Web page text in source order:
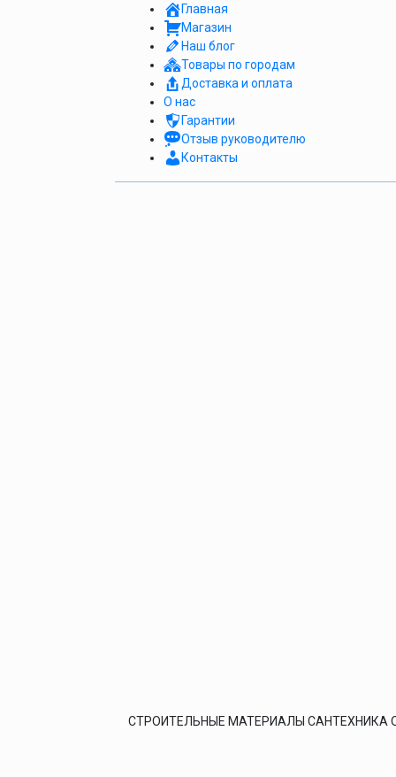
Главная
Магазин
Наш блог
Товары по городам
Доставка и оплата
О нас
Гарантии
Отзыв руководителю
Контакты
СТРОИТЕЛЬНЫЕ МАТЕРИАЛЫ САНТЕХНИКА